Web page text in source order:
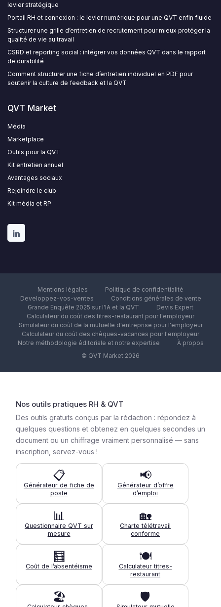
levier stratégique
Portail RH et connexion : le levier numérique pour une QVT enfin fluide
Structurer une grille d’entretien de recrutement pour mieux protéger la
qualité de vie au travail
CSRD et reporting social : intégrer vos données QVT dans le rapport
de durabilité
Comment structurer une fiche d’entretien individuel en PDF pour
soutenir la culture de feedback et la QVT
QVT Market
Média
Marketplace
Outils pour la QVT
Kit entretien annuel
Avantages sociaux
Rejoindre le club
Kit média et RP
Mentions légales
Politique de confidentialité
Developpez-vos-ventes
Conditions générales de vente
Grande Enquête 2025 sur l'IA et la QVT
Devis Expert
Calculateur du coût des titres-restaurant pour l'employeur
Simulateur du coût de la mutuelle d'entreprise pour l'employeur
Calculateur du coût des chèques-vacances pour l'employeur
Notre méthodologie éditoriale et notre expertise
À propos
© QVT Market 2026
Nos outils pratiques RH & QVT
Des outils gratuits conçus par la rédaction : répondez à
quelques questions et obtenez en quelques secondes un
document ou un chiffrage vraiment personnalisé — sans
inscription, servez-vous !
📋
Générateur de fiche de
poste
📢
Générateur d’offre
d’emploi
📊
Questionnaire QVT sur
mesure
🏡
Charte télétravail
conforme
🧮
Coût de l’absentéisme
🍽️
Calculateur titres-
restaurant
🏖️ 🛡️